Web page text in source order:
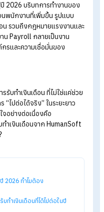
เพียงงานหลังบ้านที่เน้น “ความ
เข้าสู่ปี 2026 บริบทการทำงานข
ซับซ้อน รวมถึงกฎหมายแรงงาน
ให้งาน Payroll กลายเป็นงาน
ค์กรและความเชื่อมั่นของ
ที่ไม่ใช่แค่
กร “ไปต่อได้จริง” ในระยะยาว
วางใจอย่างต่อเนื่องคือ
รรับทำเงินเดือนจาก